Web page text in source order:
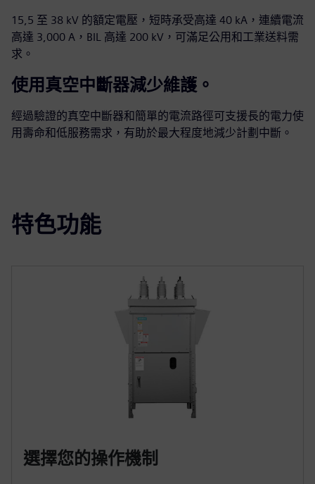
15,5 至 38 kV 的額定電壓，短時承受高達 40 kA，連續電流
高達 3,000 A，BIL 高達 200 kV，可滿足公用和工業送料需
求。
使用真空中斷器減少維護。
經過驗證的真空中斷器和簡單的電流路徑可支援長的電力使
用壽命和低服務需求，有助於最大程度地減少計劃中斷。
特色功能
選擇您的操作機制